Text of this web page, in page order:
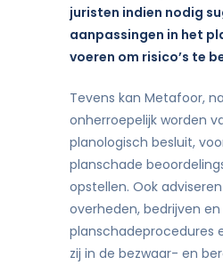
juristen indien nodig
aanpassingen in het
voeren om risico’s te
Tevens kan Metafoor,
onherroepelijk worden
planologisch besluit,
planschade
opstellen. Ook
overheden, bedrijven
planschadeprocedures
zij in de bezwaar- en